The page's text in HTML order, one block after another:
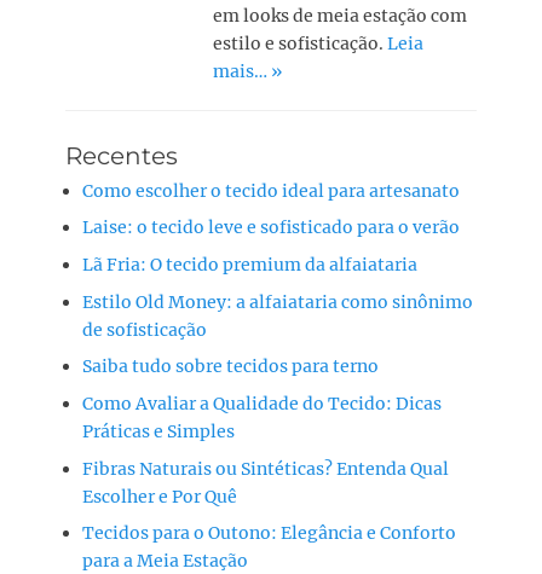
em looks de meia estação com
estilo e sofisticação.Leia
mais… »
Recentes
Como escolher o tecido ideal para artesanato
Laise: o tecido leve e sofisticado para o verão
Lã Fria: O tecido premium da alfaiataria
Estilo Old Money: a alfaiataria como sinônimo
de sofisticação
Saiba tudo sobre tecidos para terno
Como Avaliar a Qualidade do Tecido: Dicas
Práticas e Simples
Fibras Naturais ou Sintéticas? Entenda Qual
Escolher e Por Quê
Tecidos para o Outono: Elegância e Conforto
para a Meia Estação